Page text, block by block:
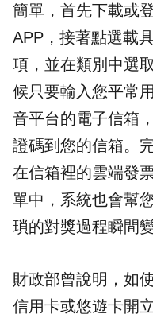
簡單，首先下載或
APP，接著點選載
項，並在類別中選
候只要輸入您平常
音平台的電子信箱
證碼到您的信箱。
在信箱裡的雲端發
單中，系統也會幫
瑣的對獎過程瞬間
財政部曾說明，如
信用卡或悠遊卡開